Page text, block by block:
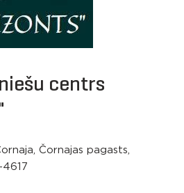
centrs
Čornajas pagasts,